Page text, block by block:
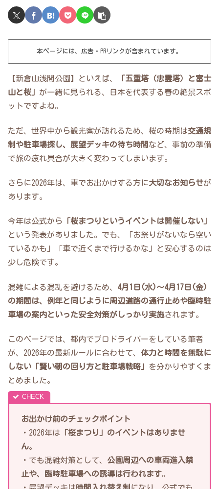
本ページには、広告・PRリンクが含まれています。
【新倉山浅間公園】といえば、
「五重塔（忠霊塔）と富士
山と桜」 が一緒に見られる、日本を代表する春の絶景スポ
ットですよね。
ただ、世界中から観光客が訪れるため、桜の時期は交通規
制や駐車場探し、展望デッキの待ち時間 など、事前の準備
で旅の疲れ具合が大きく変わってしまいます。
さらに2026年は、車でお出かけする方に大切なお知らせが
あります。
今年は公式から 「桜まつりというイベントは開催しない」
という発表がありました。でも、「お祭りがないなら空い
ているかも」「車で近くまで行けるかな」と安心するのは
少し危険です。
混雑による混乱を避けるため、 4月1日(水)〜4月17日(金)
の期間は、例年と同じように周辺道路の通行止めや臨時駐
車場の案内といった安全対策がしっかり実施されます。
このページでは、都内でプロドライバーをしている筆者
が、2026年の最新ルールに合わせて、 体力と時間を無駄に
しない「賢い朝の回り方と駐車場戦略」 を分かりやすくま
とめました。
お出かけ前のチェックポイント
・2026年は 「桜まつり」のイベントはありませ
ん。
・でも混雑対策として、 公園周辺への車両進入禁
止や、臨時駐車場への誘導は行われます。